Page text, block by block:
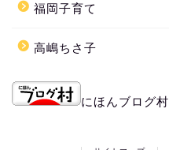
福岡子育て
高嶋ちさ子
にほんブログ村